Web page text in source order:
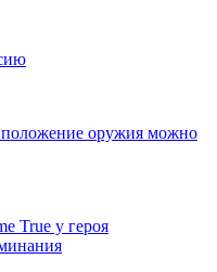
положение оружия можно
True у героя